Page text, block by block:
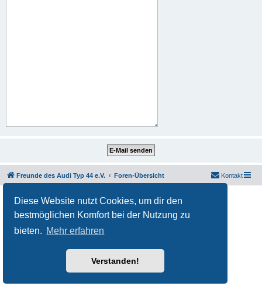
Diese Website nutzt Cookies, um dir den
bestmöglichen Komfort bei der Nutzung zu
bieten. Mehr erfahren
Verstanden!
Freunde des Audi Typ 44 e.V. Foren-Übersicht Kontakt
Powered by phpBB
® Forum Software © phpBB Limited
Deutsche Übersetzung durch
Datenschutz|Nutzungsbedingungen